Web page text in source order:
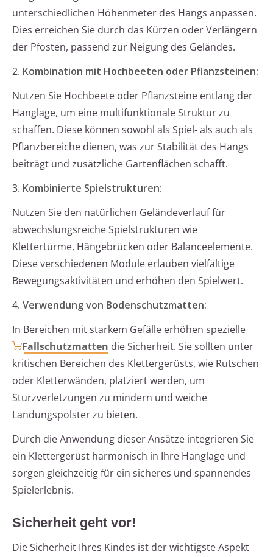
unterschiedlichen Höhenmeter des Hangs anpassen.
Dies erreichen Sie durch das Kürzen oder Verlängern
der Pfosten, passend zur Neigung des Geländes.
2. Kombination mit Hochbeeten oder Pflanzsteinen:
Nutzen Sie Hochbeete oder Pflanzsteine entlang der
Hanglage, um eine multifunktionale Struktur zu
schaffen. Diese können sowohl als Spiel- als auch als
Pflanzbereiche dienen, was zur Stabilität des Hangs
beiträgt und zusätzliche Gartenflächen schafft.
3. Kombinierte Spielstrukturen:
Nutzen Sie den natürlichen Geländeverlauf für
abwechslungsreiche Spielstrukturen wie
Klettertürme, Hängebrücken oder Balanceelemente.
Diese verschiedenen Module erlauben vielfältige
Bewegungsaktivitäten und erhöhen den Spielwert.
4. Verwendung von Bodenschutzmatten:
In Bereichen mit starkem Gefälle erhöhen spezielle
Fallschutzmatten die Sicherheit. Sie sollten unter
kritischen Bereichen des Klettergerüsts, wie Rutschen
oder Kletterwänden, platziert werden, um
Sturzverletzungen zu mindern und weiche
Landungspolster zu bieten.
Durch die Anwendung dieser Ansätze integrieren Sie
ein Klettergerüst harmonisch in Ihre Hanglage und
sorgen gleichzeitig für ein sicheres und spannendes
Spielerlebnis.
Sicherheit geht vor!
Die Sicherheit Ihres Kindes ist der wichtigste Aspekt